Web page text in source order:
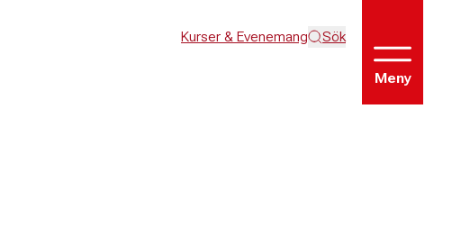
Kurser & Evenemang Sök
Meny